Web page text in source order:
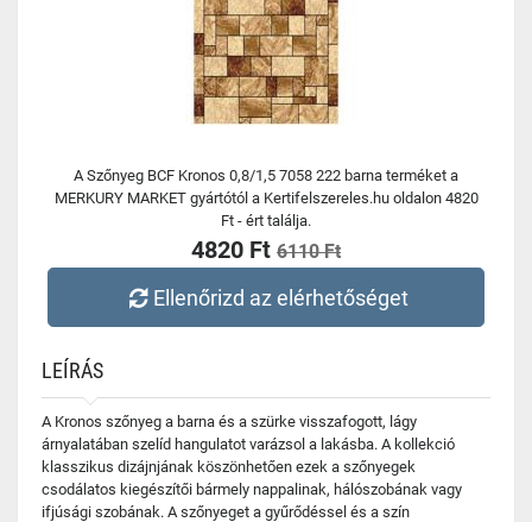
A Szőnyeg BCF Kronos 0,8/1,5 7058 222 barna terméket a
MERKURY MARKET gyártótól a Kertifelszereles.hu oldalon 4820
Ft - ért találja.
4820 Ft 6110 Ft
Ellenőrizd az elérhetőséget
LEÍRÁS
A Kronos szőnyeg a barna és a szürke visszafogott, lágy
árnyalatában szelíd hangulatot varázsol a lakásba. A kollekció
klasszikus dizájnjának köszönhetően ezek a szőnyegek
csodálatos kiegészítői bármely nappalinak, hálószobának vagy
ifjúsági szobának. A szőnyeget a gyűrődéssel és a szín